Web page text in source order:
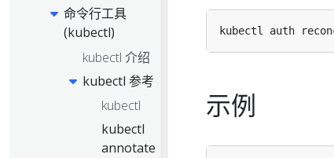
命令行工具
(kubectl)
kubectl 介绍
kubectl 参考
kubectl
kubectl
annotate
示例